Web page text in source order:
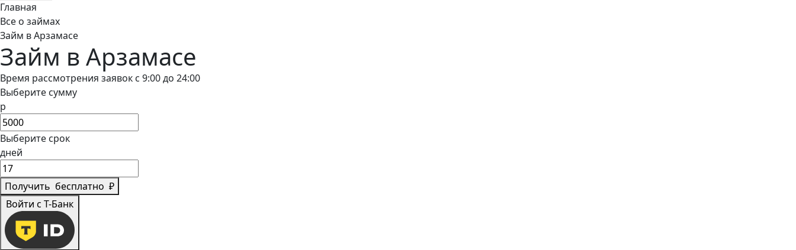
Главная
Все о займах
Займ в Арзамасе
Займ в Арзамасе
Время рассмотрения заявок с 9:00 до 24:00
Выберите сумму
р
Выберите срок
дней
Получить бесплатно ₽
Войти с Т-Банк